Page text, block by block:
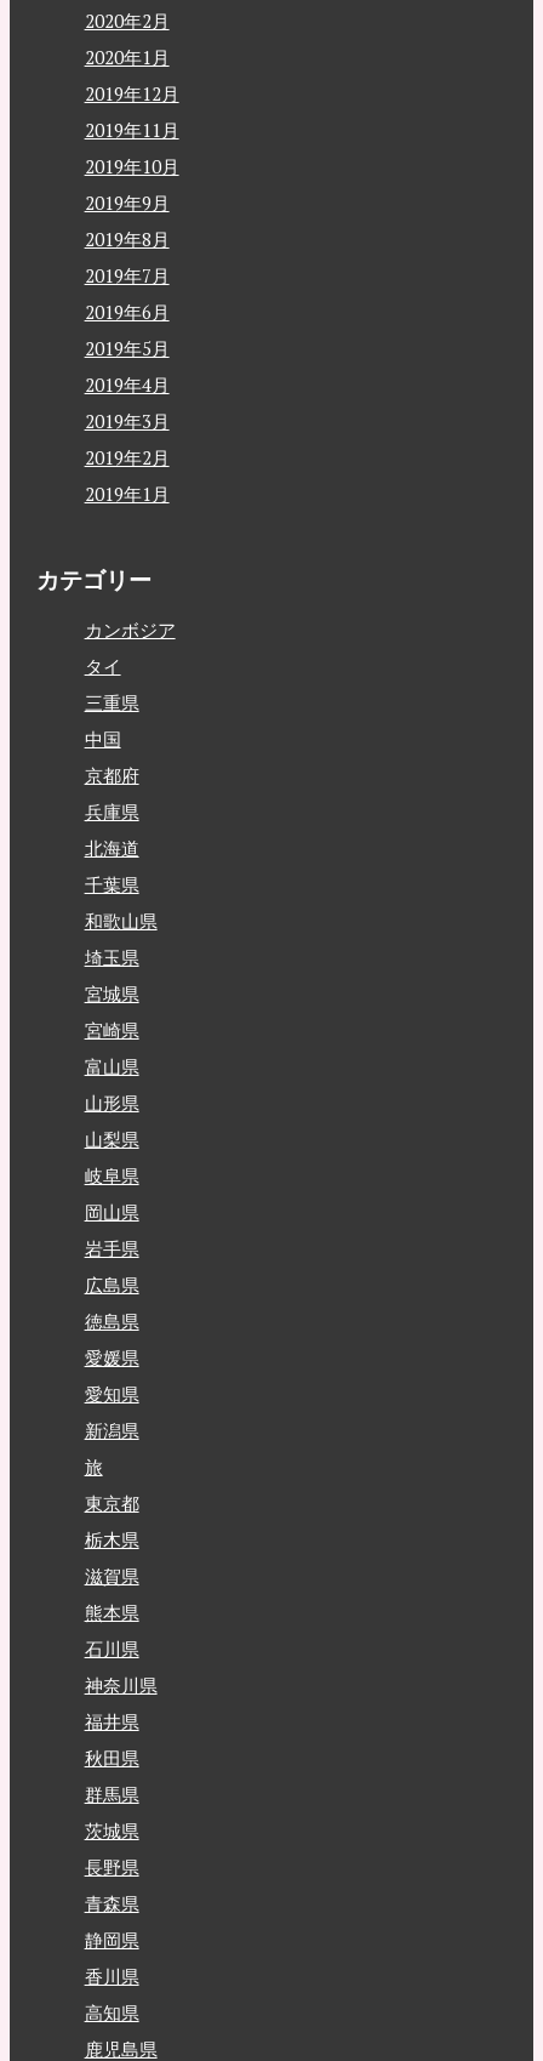
2020年2月
2020年1月
2019年12月
2019年11月
2019年10月
2019年9月
2019年8月
2019年7月
2019年6月
2019年5月
2019年4月
2019年3月
2019年2月
2019年1月
カテゴリー
カンボジア
タイ
三重県
中国
京都府
兵庫県
北海道
千葉県
和歌山県
埼玉県
宮城県
宮崎県
富山県
山形県
山梨県
岐阜県
岡山県
岩手県
広島県
徳島県
愛媛県
愛知県
新潟県
旅
東京都
栃木県
滋賀県
熊本県
石川県
神奈川県
福井県
秋田県
群馬県
茨城県
長野県
青森県
静岡県
香川県
高知県
鹿児島県